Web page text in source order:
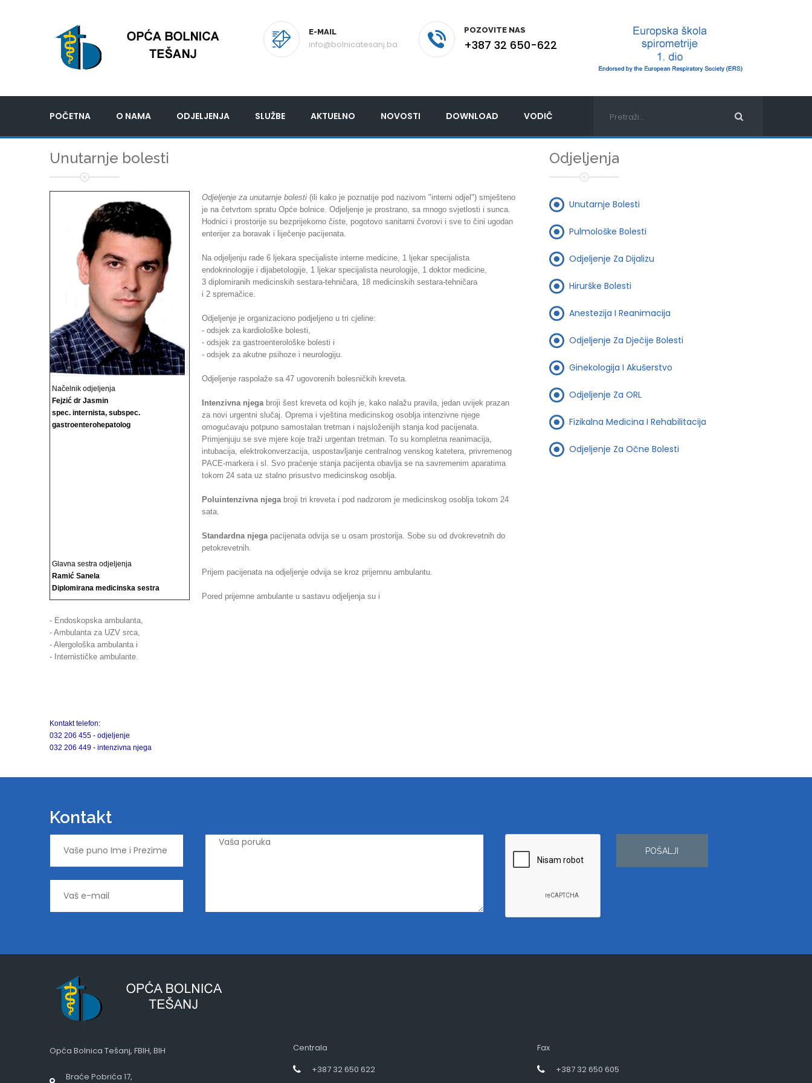
E-MAIL
info@bolnicatesanj.ba
POZOVITE NAS
+387 32 650-622
POČETNA O NAMA ODJELJENJA SLUŽBE AKTUELNO NOVOSTI DOWNLOAD VODIČ
Unutarnje bolesti
Načelnik odjeljenja
Fejzić dr Jasmin
spec. internista, subspec.
gastroenterohepatolog
Glavna sestra odjeljenja
Ramić Sanela
Diplomirana medicinska sestra
Odjeljenje za unutarnje bolesti (ili kako je poznatije pod nazivom "interni odjel") smješteno
je na četvrtom spratu Opće bolnice. Odjeljenje je prostrano, sa mnogo svjetlosti i sunca.
Hodnici i prostorije su bezprijekorno čiste, pogotovo sanitarni čvorovi i sve to čini ugodan
enterijer za boravak i liječenje pacijenata.
Na odjeljenju rade 6 ljekara specijaliste interne medicine, 1 ljekar specijalista
endokrinologije i dijabetologije, 1 ljekar specijalista neurologije, 1 doktor medicine,
3 diplomiranih medicinskih sestara-tehničara, 18 medicinskih sestara-tehničara
i 2 spremačice.
Odjeljenje je organizaciono podjeljeno u tri cjeline:
- odsjek za kardiološke bolesti,
- odsjek za gastroenterološke bolesti i
- odsjek za akutne psihoze i neurologiju.
Odjeljenje raspolaže sa 47 ugovorenih bolesničkih kreveta.
Intenzivna njegabroji šest kreveta od kojih je, kako nalažu pravila, jedan uvijek prazan
za novi urgentni slučaj. Oprema i vještina medicinskog osoblja intenzivne njege
omogućavaju potpuno samostalan tretman i najsloženijih stanja kod pacijenata.
Primjenjuju se sve mjere koje traži urgentan tretman. To su kompletna reanimacija,
intubacija, elektrokonverzacija, uspostavljanje centralnog venskog katetera, privremenog
PACE-markera i sl. Svo praćenje stanja pacijenta obavlja se na savremenim aparatima
tokom 24 sata uz stalno prisustvo medicinskog osoblja.
Poluintenzivna njegabroji tri kreveta i pod nadzorom je medicinskog osoblja tokom 24
sata.
Standardna njegapacijenata odvija se u osam prostorija. Sobe su od dvokrevetnih do
petokrevetnih.
Prijem pacijenata na odjeljenje odvija se kroz prijemnu ambulantu.
Pored prijemne ambulante u sastavu odjeljenja su i
- Endoskopska ambulanta,
- Ambulanta za UZV srca,
- Alergološka ambulanta i
- Internističke ambulante.
Kontakt telefon:
032 206 455 - odjeljenje
032 206 449 - intenzivna njega
Odjeljenja
Unutarnje Bolesti
Pulmološke Bolesti
Odjeljenje Za Dijalizu
Hirurške Bolesti
Anestezija I Reanimacija
Odjeljenje Za Dječije Bolesti
Ginekologija I Akušerstvo
Odjeljenje Za ORL
Fizikalna Medicina I Rehabilitacija
Odjeljenje Za Očne Bolesti
Kontakt
POŠALJI
Opća Bolnica Tešanj, FBIH, BIH
Braće Pobrića 17,
Centrala
+387 32 650 622
Fax
+387 32 650 605